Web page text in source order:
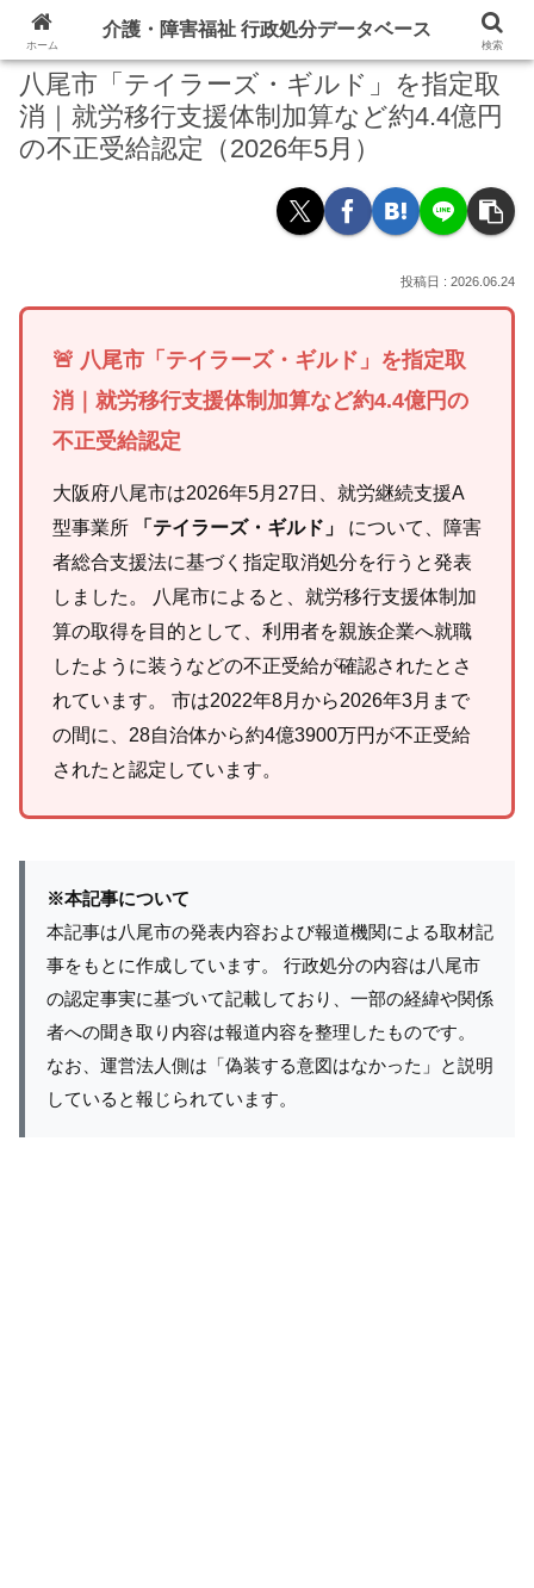
八尾市「テイラーズ・ギルド」を指定取
消｜就労移行支援体制加算など約4.4億円
の不正受給認定（2026年5月）
2026.06.24
🚨 八尾市「テイラーズ・ギルド」を指定取
消｜就労移行支援体制加算など約4.4億円の
不正受給認定
大阪府八尾市は2026年5月27日、就労継続支援A
型事業所
「テイラーズ・ギルド」
について、障害
者総合支援法に基づく指定取消処分を行うと発表
しました。 八尾市によると、就労移行支援体制加
算の取得を目的として、利用者を親族企業へ就職
したように装うなどの不正受給が確認されたとさ
れています。 市は2022年8月から2026年3月まで
の間に、28自治体から約4億3900万円が不正受給
されたと認定しています。
※本記事について
本記事は八尾市の発表内容および報道機関による取材記
事をもとに作成しています。 行政処分の内容は八尾市
の認定事実に基づいて記載しており、一部の経緯や関係
者への聞き取り内容は報道内容を整理したものです。
なお、運営法人側は「偽装する意図はなかった」と説明
していると報じられています。
ホーム
介護・障害福祉 行政処分データベース
検索